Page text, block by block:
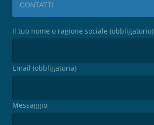
CONTATTI
Il tuo nome o ragione sociale (obbligatorio)
Email (obbligatoria)
Messaggio